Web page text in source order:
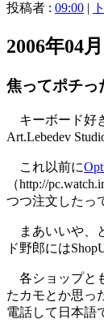
投稿者 : 09:00 |
2006年04
焦ってポチっ
キーボード好
Art.Lebedev
これ以前に
（http://
つつ注文したっ
まあいいや、
ド野郎には
各ショップと
たカモとか思っ
電話して日本語